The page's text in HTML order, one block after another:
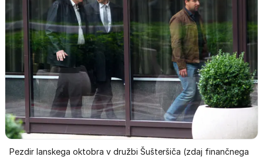
Pezdir lanskega oktobra v družbi Šušteršiča (zdaj finančnega